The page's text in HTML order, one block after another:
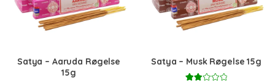
Satya – Aaruda Røgelse
15g
Satya – Musk Røgelse 15g